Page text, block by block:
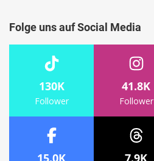
Folge uns auf Social Media
130K
Follower
41.8K
Follower
15.0K 7.9K